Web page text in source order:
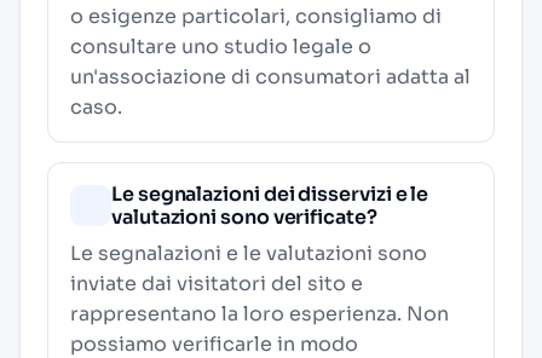
o esigenze particolari, consigliamo di
consultare uno studio legale o
un'associazione di consumatori adatta al
caso.
Le segnalazioni dei disservizi e le
valutazioni sono verificate?
Le segnalazioni e le valutazioni sono
inviate dai visitatori del sito e
rappresentano la loro esperienza. Non
possiamo verificarle in modo